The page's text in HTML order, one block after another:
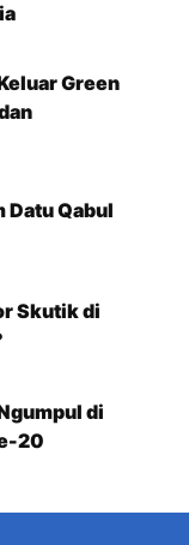
Green
Datu Qabul
Skutik di
di
20